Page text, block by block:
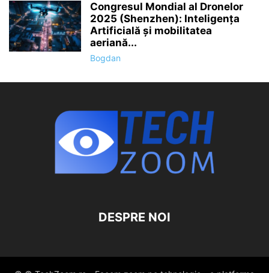
Congresul Mondial al Dronelor
2025 (Shenzhen): Inteligența
Artificială și mobilitatea
aeriană...
Bogdan
DESPRE NOI